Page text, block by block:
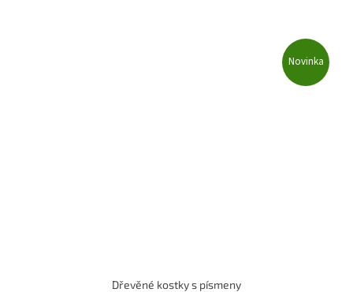
Novinka
Dřevěné kostky s písmeny